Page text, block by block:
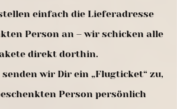
einfach die Lieferadresse
Person an – wir schicken alle
direkt dorthin.
wir Dir ein „Flugticket“ zu,
Person persönlich